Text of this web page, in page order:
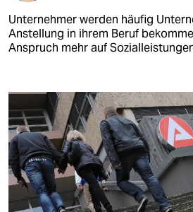
Unternehmer werden häufig
Anstellung in ihrem Beruf
Anspruch mehr auf